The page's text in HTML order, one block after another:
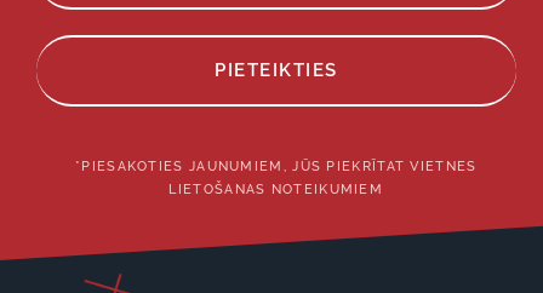
PIETEIKTIES
*PIESAKOTIES JAUNUMIEM, JŪS PIEKRĪTAT VIETNES
LIETOŠANAS NOTEIKUMIEM